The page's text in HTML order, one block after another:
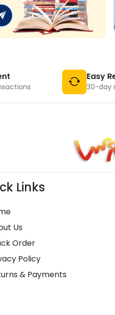
Easy
30-day
Links
Us
Order
Policy
& Payments